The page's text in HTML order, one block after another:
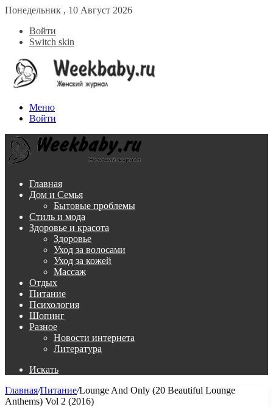
Понедельник , 10 Август 2026
Войти
Switch skin
Меню
Войти
Главная
Дом и Семья
Бытовые проблемы
Стиль и мода
Здоровье и красота
Здоровье
Уход за волосами
Уход за кожей
Массаж
Отдых
Питание
Психология
Шопинг
Разное
Новости интернета
Литература
Искать
Главная/Питание/Lounge And Only (20 Beautiful Lounge
Anthems) Vol 2 (2016)